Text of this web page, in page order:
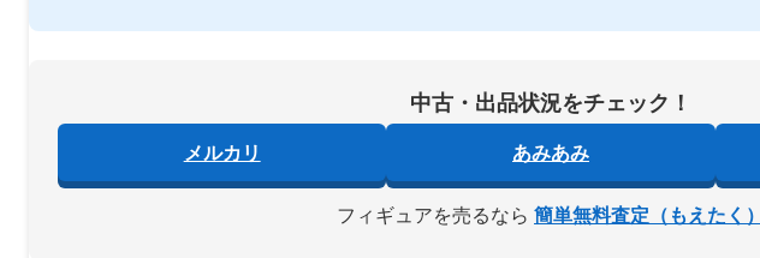
中古・出品状況をチェック！
メルカリ あみあみ
フィギュアを売るなら 簡単無料査定（もえたく）